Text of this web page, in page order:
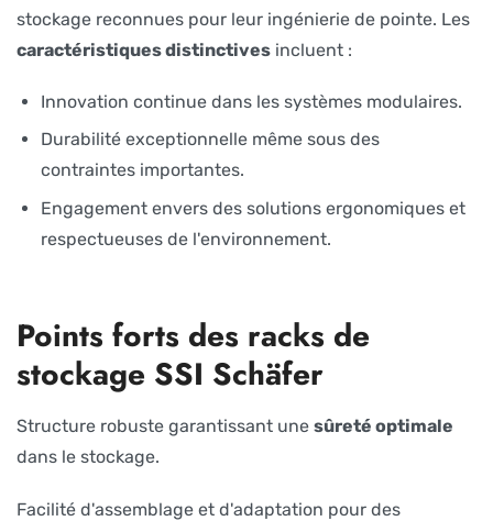
stockage reconnues pour leur ingénierie de pointe. Les
caractéristiques distinctives incluent :
Innovation continue dans les systèmes modulaires.
Durabilité exceptionnelle même sous des
contraintes importantes.
Engagement envers des solutions ergonomiques et
respectueuses de l'environnement.
Points forts des racks de
stockage SSI Schäfer
Structure robuste garantissant une sûreté optimale
dans le stockage.
Facilité d'assemblage et d'adaptation pour des